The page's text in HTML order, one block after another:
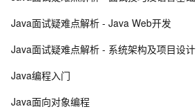
10java中两种添加监听器的策略
Java面试疑难点解析 - Java Web开发
Java面试疑难点解析 - 系统架构及项目设计
Java编程入门
Java面向对象编程